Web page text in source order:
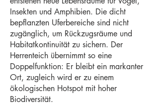
Insekten und Amphibien. Die dicht
bepflanzten Uferbereiche sind nicht
zugänglich, um Rückzugsräume und
Habitatkontinuität zu sichern. Der
Herrenteich übernimmt so eine
Doppelfunktion: Er bleibt ein markanter
Ort, zugleich wird er zu einem
ökologischen Hotspot mit hoher
Biodiversität.